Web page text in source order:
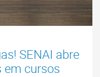
SENAI abre
em cursos